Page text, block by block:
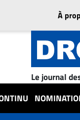
À
Le journal